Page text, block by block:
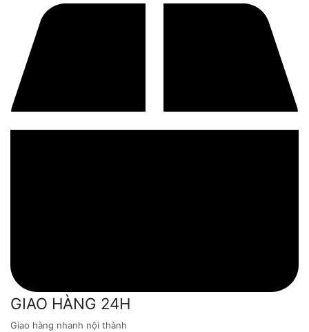
GIAO HÀNG 24H
Giao hàng nhanh nội thành